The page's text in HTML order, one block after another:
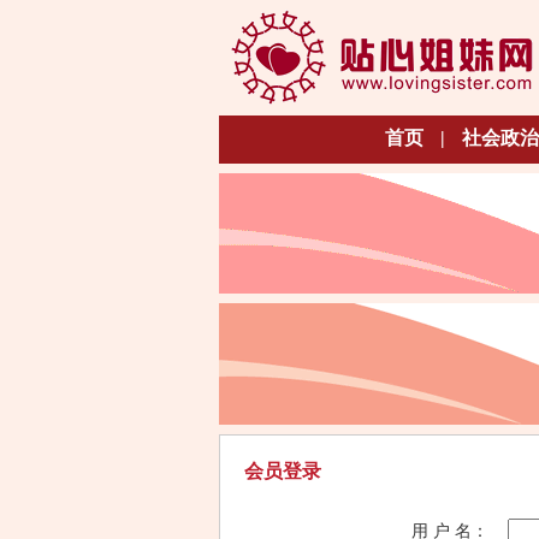
首页 | 社会政治
会员登录
用 户 名：